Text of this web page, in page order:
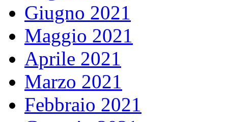
Giugno 2021
Maggio 2021
Aprile 2021
Marzo 2021
Febbraio 2021